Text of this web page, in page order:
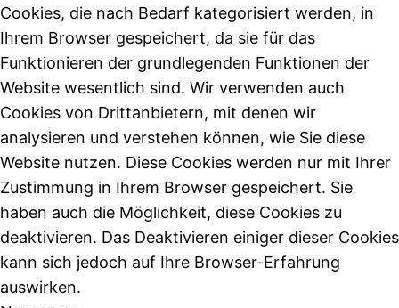
Cookies, die nach Bedarf kategorisiert werden, in
Ihrem Browser gespeichert, da sie für das
Funktionieren der grundlegenden Funktionen der
Website wesentlich sind. Wir verwenden auch
Cookies von Drittanbietern, mit denen wir
analysieren und verstehen können, wie Sie diese
Website nutzen. Diese Cookies werden nur mit Ihrer
Zustimmung in Ihrem Browser gespeichert. Sie
haben auch die Möglichkeit, diese Cookies zu
deaktivieren. Das Deaktivieren einiger dieser Cookies
kann sich jedoch auf Ihre Browser-Erfahrung
auswirken.